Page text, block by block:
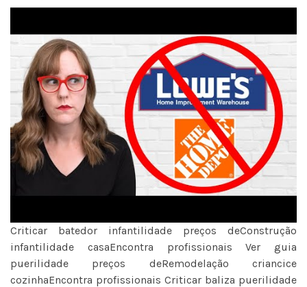
Criticar batedor infantilidade preços deConstrução
infantilidade casaEncontra profissionais Ver guia
puerilidade preços deRemodelação criancice
cozinhaEncontra profissionais Criticar baliza puerilidade